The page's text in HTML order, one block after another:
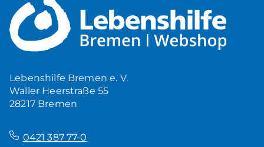
Lebenshilfe Bremen e. V.
Waller Heerstraße 55
28217 Bremen
0421 387 77-0